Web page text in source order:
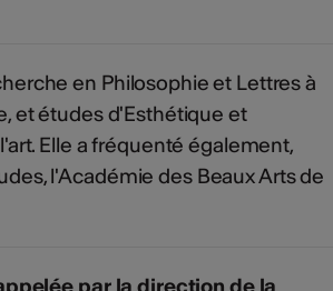
en Philosophie et Lettres à
et études d'Esthétique et
Elle a fréquenté également,
l'Académie des Beaux Arts de